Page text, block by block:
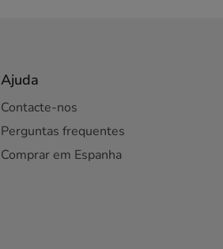
Ajuda
Contacte-nos
Perguntas frequentes
Comprar em Espanha